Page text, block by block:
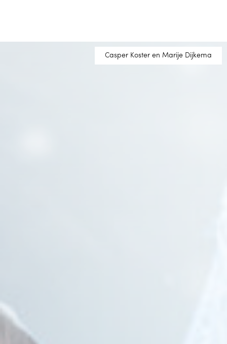
Casper Koster en Marije Dijkema